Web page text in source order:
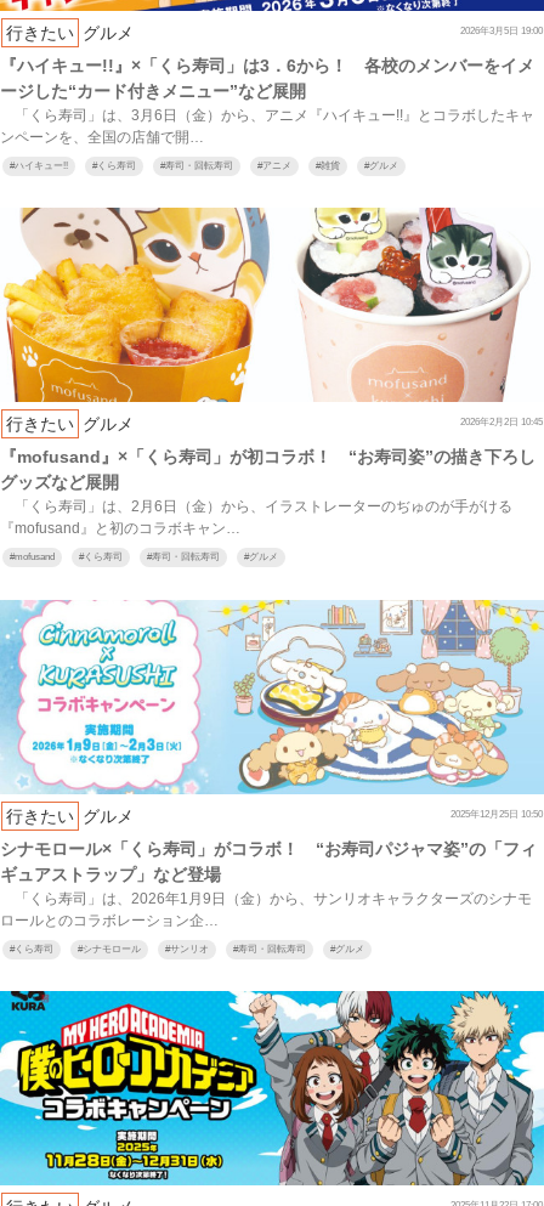
行きたい グルメ 2026年3月5日 19:00
『ハイキュー!!』×「くら寿司」は3．6から！ 各校のメンバーをイメ
ージした“カード付きメニュー”など展開
「くら寿司」は、3月6日（金）から、アニメ『ハイキュー!!』とコラボしたキャ
ンペーンを、全国の店舗で開…
#ハイキュー!! #くら寿司 #寿司・回転寿司 #アニメ #雑貨 #グルメ
行きたい グルメ 2026年2月2日 10:45
『mofusand』×「くら寿司」が初コラボ！ “お寿司姿”の描き下ろし
グッズなど展開
「くら寿司」は、2月6日（金）から、イラストレーターのぢゅのが手がける
『mofusand』と初のコラボキャン…
#mofusand #くら寿司 #寿司・回転寿司 #グルメ
行きたい グルメ 2025年12月25日 10:50
シナモロール×「くら寿司」がコラボ！ “お寿司パジャマ姿”の「フィ
ギュアストラップ」など登場
「くら寿司」は、2026年1月9日（金）から、サンリオキャラクターズのシナモ
ロールとのコラボレーション企…
#くら寿司 #シナモロール #サンリオ #寿司・回転寿司 #グルメ